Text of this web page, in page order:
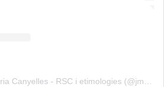
A post shared by Josep Maria Canyelles - RSC i etimologies (@jmcanyelles)